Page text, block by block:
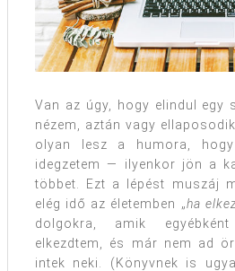
Van az úgy, hogy elindul egy
nézem, aztán vagy
olyan lesz a humora,
idegzetem — ilyenkor jön a
többet. Ezt a lépést muszáj
elég idő az életemben „ha
dolgokra, amik
elkezdtem, és már nem ad
intek neki. (Könyvnek is